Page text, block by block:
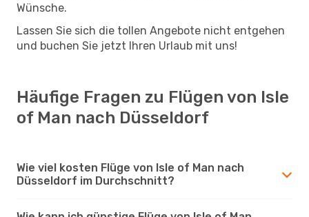
Wünsche.
Lassen Sie sich die tollen Angebote nicht entgehen
und buchen Sie jetzt Ihren Urlaub mit uns!
Häufige Fragen zu Flügen von Isle
of Man nach Düsseldorf
Wie viel kosten Flüge von Isle of Man nach
Düsseldorf im Durchschnitt?